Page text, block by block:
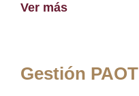
Ver más
Gestión PAOT